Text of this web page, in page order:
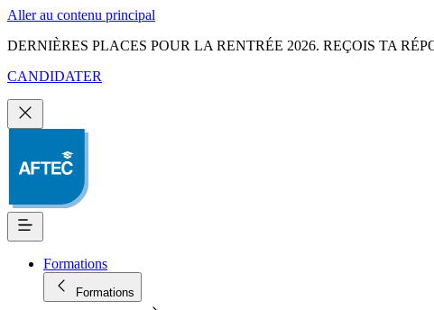
Aller au contenu principal
DERNIÈRES PLACES POUR LA RENTRÉE 2026. REÇOIS TA
CANDIDATER
Formations
Formations